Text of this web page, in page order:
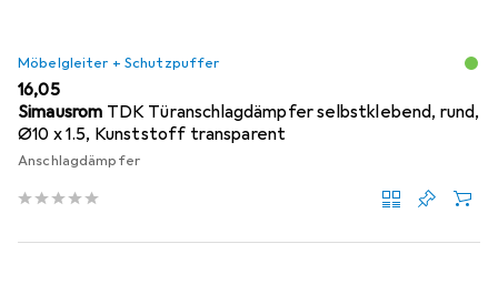
Möbelgleiter + Schutzpuffer
EUR
16,05
Simausrom TDK Türanschlagdämpfer selbstklebend, rund,
Ø10 x 1.5, Kunststoff transparent
Anschlagdämpfer